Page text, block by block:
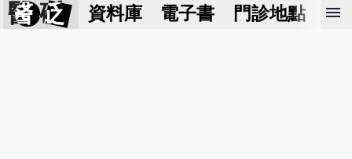
醫 砭 資料庫 電子書 門診地點 預
menu